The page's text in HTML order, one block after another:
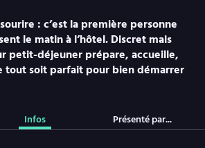
: c’est la première personne
le matin à l’hôtel. Discret mais
petit-déjeuner prépare, accueille,
tout soit parfait pour bien démarrer
Infos Présenté par...